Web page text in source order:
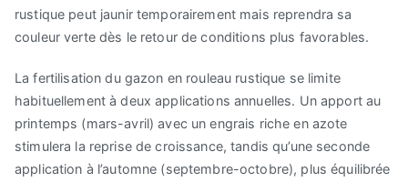
rustique peut jaunir temporairement mais reprendra sa
couleur verte dès le retour de conditions plus favorables.
La fertilisation du gazon en rouleau rustique se limite
habituellement à deux applications annuelles. Un apport au
printemps (mars-avril) avec un engrais riche en azote
stimulera la reprise de croissance, tandis qu’une seconde
application à l’automne (septembre-octobre), plus équilibrée